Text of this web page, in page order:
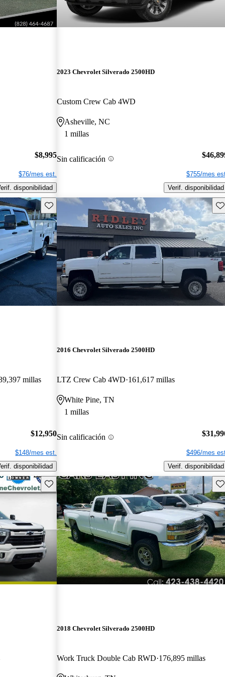
$8,995
$76/mes est.
disponibilidad
2023 Chevrolet Silverado 2500HD
Custom Crew Cab 4WD
Asheville, NC
1 millas
Sin calificación
$755/mes
Verif. disponibilidad
Guarda este Aviso
millas
$12,950
$148/mes est.
disponibilidad
2016 Chevrolet Silverado 2500HD
LTZ Crew Cab 4WD 161,617 millas
White Pine, TN
1 millas
Sin calificación
$496/mes
Verif. disponibilidad
Guarda este Aviso
2018 Chevrolet Silverado 2500HD
Work Truck Double Cab RWD 176,895 millas